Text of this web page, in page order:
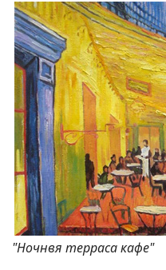
"Ночнвя терраса кафе"